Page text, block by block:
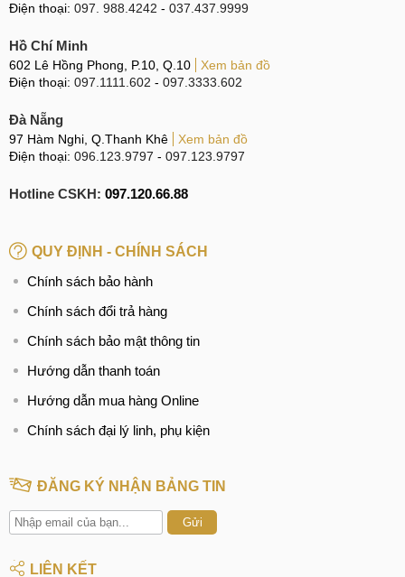
Magic8 được trang bị tấm nền OLED 6,58 inch 1.5K với
LTPO giống như bản Pro, giúp màn hình tương thích với tần
số quét 1-120Hz giúp mọi trải nghiệm vừa mượt mà vừa tiết
Danh sách 5 điện thoại có màn hình LTPO
OLED/AMOLED 1.5K:
Honor Magic8
Honor Magic8 Pro
Honor Magic7 Pro
Honor Magic7
Màn hình này được trang bị công nghệ Dolby Vision và
Honor Magic8 có màn hình hiển thị đẹp mắt
ưu hóa, hình ảnh trên màn hình này luôn sắc nét như pha lê.
Điện thoại: 097. 988.4242 - 037.437.9999
Hồ Chí Minh
602 Lê Hồng Phong, P.10, Q.10
Xem bản đồ
Điện thoại: 097.1111.602 - 097.3333.602
Đà Nẵng
97 Hàm Nghi, Q.Thanh Khê
Xem bản đồ
Điện thoại: 096.123.9797 - 097.123.9797
Hotline CSKH: 097.120.66.88
QUY ĐỊNH - CHÍNH SÁCH
Chính sách bảo hành
Chính sách đổi trả hàng
Chính sách bảo mật thông tin
Hướng dẫn thanh toán
Hướng dẫn mua hàng Online
Chính sách đại lý linh, phụ kiện
ĐĂNG KÝ NHẬN BẢNG TIN
Gửi
LIÊN KẾT